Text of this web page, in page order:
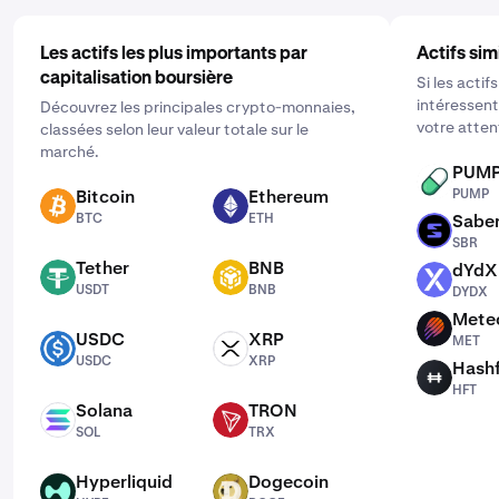
Les actifs les plus importants par
capitalisation boursière
Découvrez les principales crypto-monnaies,
classées selon leur valeur totale sur le
marché.
BTC Bitcoin
BTC
ETH Ethereum
ETH
USDT Tether
USDT
BNB BNB
BNB
USDC USDC
USDC
XRP XRP
XRP
SOL Solana
SOL
TRX TRON
TRX
HYPE Hyperliquid DOGE Dogecoin
Actifs
Si les
votre
PUMP
PUMP
SBR
SBR
DYDX dYdX
DYDX
MET
MET
HFT
HFT